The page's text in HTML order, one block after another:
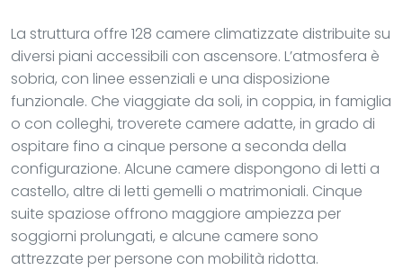
La struttura offre 128 camere climatizzate distribuite su
diversi piani accessibili con ascensore. L’atmosfera è
sobria, con linee essenziali e una disposizione
funzionale. Che viaggiate da soli, in coppia, in famiglia
o con colleghi, troverete camere adatte, in grado di
ospitare fino a cinque persone a seconda della
configurazione. Alcune camere dispongono di letti a
castello, altre di letti gemelli o matrimoniali. Cinque
suite spaziose offrono maggiore ampiezza per
soggiorni prolungati, e alcune camere sono
attrezzate per persone con mobilità ridotta.